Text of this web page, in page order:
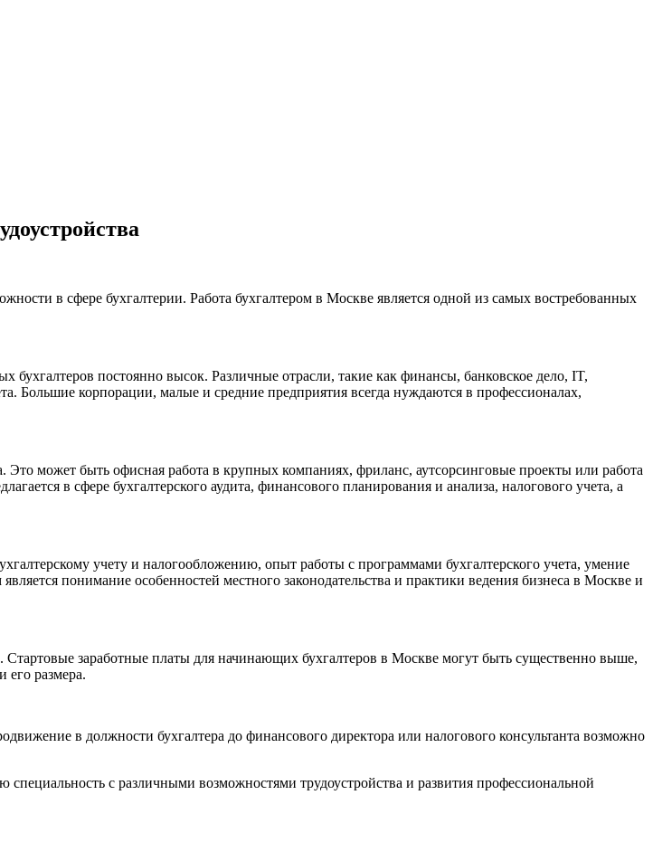
в сфере бухгалтерии. Работа бухгалтером в Москве является одной из самых востребованных
постоянно высок. Различные отрасли, такие как финансы, банковское дело, IT,
Большие корпорации, малые и средние предприятия всегда нуждаются в профессионалах,
Это может быть офисная работа в крупных компаниях, фриланс, аутсорсинговые проекты или работа
в сфере бухгалтерского аудита, финансового планирования и анализа, налогового учета, а
учету и налогообложению, опыт работы с программами бухгалтерского учета, умение
понимание особенностей местного законодательства и практики ведения бизнеса в Москве и
заработные платы для начинающих бухгалтеров в Москве могут быть существенно выше,
его размера.
в должности бухгалтера до финансового директора или налогового консультанта возможно
с различными возможностями трудоустройства и развития профессиональной